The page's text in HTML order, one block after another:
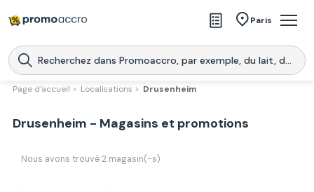
Paris
Magasins
Produits
Promoaccro
l'application
Page d'accueil > Localisations > Drusenheim
Drusenheim - Magasins et promotions
Nous avons trouvé 2 magasin(-s)